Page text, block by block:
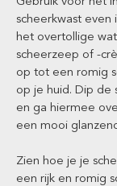
scheerkwast
het overtollige
scheerzeep of -
op tot een romig
op je huid. Dip de
en ga hiermee
een mooi
Zien hoe je je
een rijk en romig